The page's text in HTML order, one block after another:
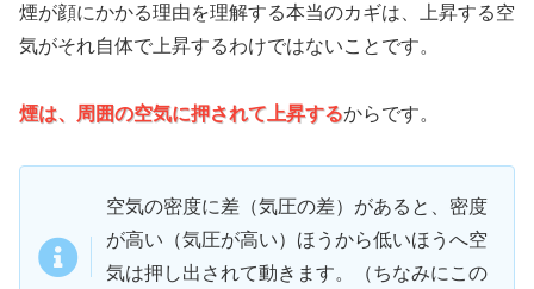
煙が顔にかかる理由を理解する本当のカギは、上昇する空
気がそれ自体で上昇するわけではないことです。
煙は、周囲の空気に押されて上昇するからです。
空気の密度に差（気圧の差）があると、密度
が高い（気圧が高い）ほうから低いほうへ空
気は押し出されて動きます。（ちなみにこの